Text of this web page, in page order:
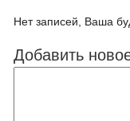
Нет записей, Ваша
Добавить